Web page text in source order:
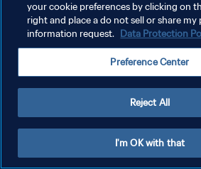
your cookie preferences by clicking on
right and place a do not sell or share my
information request. Data Protection
Preference Center
Reject All
I'm OK with that